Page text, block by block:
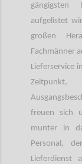
gängigsten
aufgelistet
großen
Fachmänner
Lieferservice
freuen sich
munter in
Personal,
Lieferdienst